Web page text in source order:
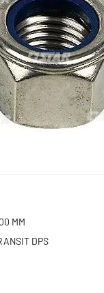
MM
DPS